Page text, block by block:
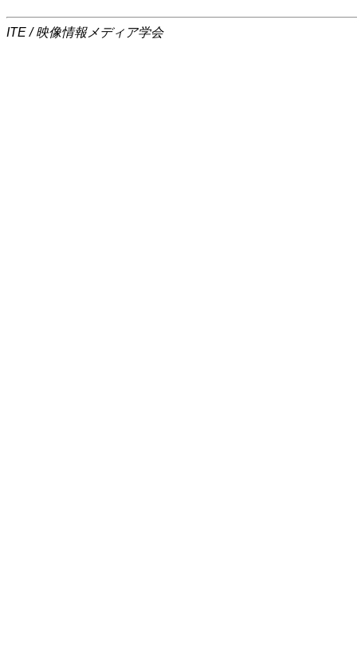
ITE / 映像情報メディア学会